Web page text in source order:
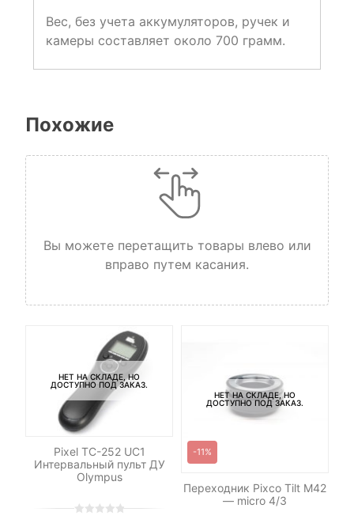
Вес, без учета аккумуляторов, ручек и
камеры составляет около 700 грамм.
Похожие
Вы можете перетащить товары влево или
вправо путем касания.
НЕТ НА СКЛАДЕ, НО
ДОСТУПНО ПОД ЗАКАЗ.
Pixel TC-252 UC1
Интервальный пульт ДУ
Olympus
НЕТ НА СКЛАДЕ, НО
ДОСТУПНО ПОД ЗАКАЗ.
-11%
Переходник Pixco Tilt M42
— micro 4/3